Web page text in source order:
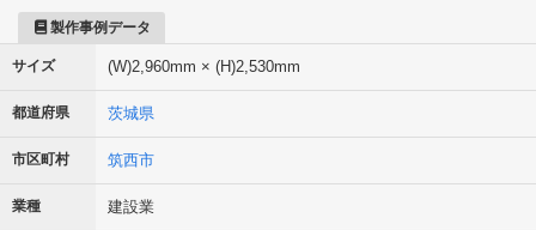
製作事例データ
サイズ (W)2,960mm × (H)2,530mm
都道府県 茨城県
市区町村 筑西市
業種 建設業